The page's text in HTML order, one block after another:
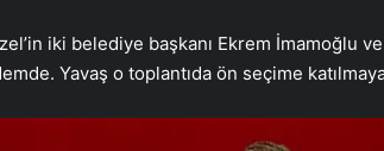
iki belediye başkanı Ekrem İmamoğlu
Yavaş o toplantıda ön seçime